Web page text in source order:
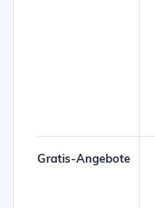
Gratis-Angebote